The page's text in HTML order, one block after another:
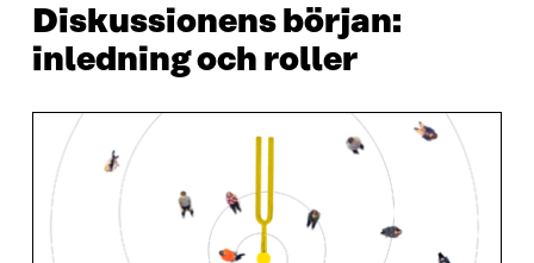
Diskussionens början:
inledning och roller